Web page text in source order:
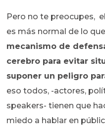
Pero no te preocupes,
es más normal de lo
mecanismo de
cerebro para evitar
suponer un peligro
eso todos, -actores,
speakers- tienen que
miedo a hablar en